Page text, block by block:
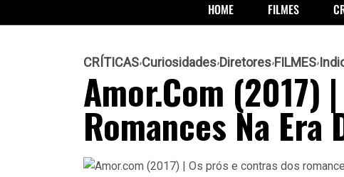
HOME FILMES
CRÍTICAS Curiosidades Diretores FILMES
Amor.com (2017)
Romances Na Era